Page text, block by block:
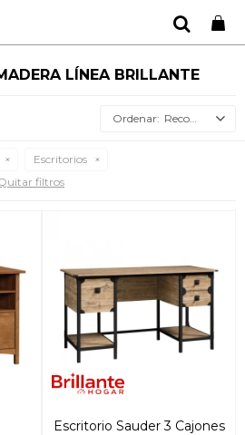
LÍNEA BRILLANTE
Recomendados
Escritorios
filtros
Escritorio Sauder 3 Cajones